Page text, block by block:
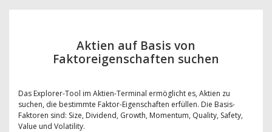
Aktien auf Basis von
Faktoreigenschaften suchen
Das Explorer-Tool im Aktien-Terminal ermöglicht es, Aktien zu
suchen, die bestimmte Faktor-Eigenschaften erfüllen. Die Basis-
Faktoren sind: Size, Dividend, Growth, Momentum, Quality, Safety,
Value und Volatility.